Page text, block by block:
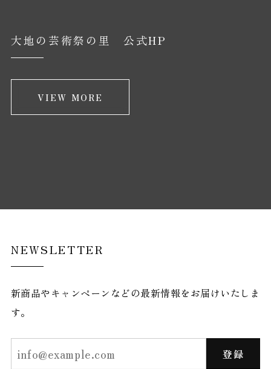
大地の芸術祭の里 公式HP
VIEW MORE
NEWSLETTER
新商品やキャンペーンなどの最新情報をお届けいたしま
す。
登録